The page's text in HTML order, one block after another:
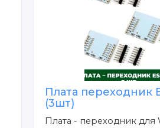
Плата переходник
(3шт)
Плата - переходник для